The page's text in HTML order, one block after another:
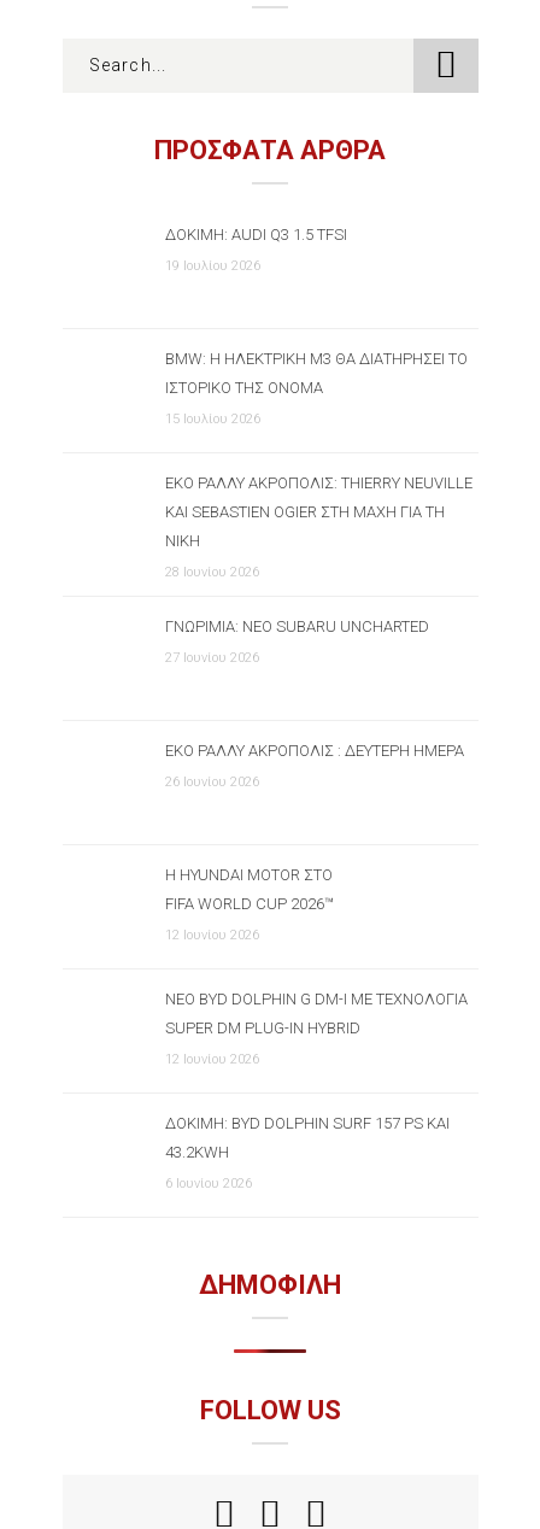
ΠΡΟΣΦΑΤΑ ΑΡΘΡΑ
ΔΟΚΙΜΉ: AUDI Q3 1.5 TFSI
19 Ιουλίου 2026
BMW: Η ΗΛΕΚΤΡΙΚΉ M3 ΘΑ ΔΙΑΤΗΡΉΣΕΙ ΤΟ
ΙΣΤΟΡΙΚΌ ΤΗΣ ΌΝΟΜΑ
15 Ιουλίου 2026
ΕΚΟ ΡΆΛΛΥ ΑΚΡΌΠΟΛΙΣ: THIERRY NEUVILLE
ΚΑΙ SEBASTIEN OGIER ΣΤΗ ΜΆΧΗ ΓΙΑ ΤΗ
ΝΊΚΗ
28 Ιουνίου 2026
ΓΝΩΡΙΜΊΑ: ΝΈΟ SUBARU UNCHARTED
27 Ιουνίου 2026
ΕΚΟ ΡΆΛΛΥ ΑΚΡΌΠΟΛΙΣ : ΔΕΎΤΕΡΗ ΗΜΈΡΑ
26 Ιουνίου 2026
Η HYUNDAI MOTOR ΣΤΟ
FIFA WORLD CUP 2026™
12 Ιουνίου 2026
ΝΈΟ BYD DOLPHIN G DM-I ΜΕ ΤΕΧΝΟΛΟΓΊΑ
SUPER DM PLUG-IN HYBRID
12 Ιουνίου 2026
ΔΟΚΙΜΉ: BYD DOLPHIN SURF 157 PS ΚΑΙ
43.2KWH
6 Ιουνίου 2026
ΔΗΜΟΦΙΛΗ
FOLLOW US